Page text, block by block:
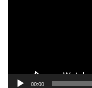
00:00